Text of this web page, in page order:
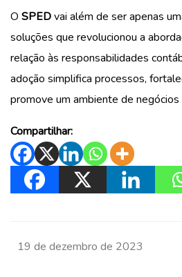
O SPEDvai além de ser apenas
soluções que revolucionou a
relação às responsabilidades
adoção simplifica processos,
promove um ambiente de
Compartilhar:
19 de dezembro de 2023